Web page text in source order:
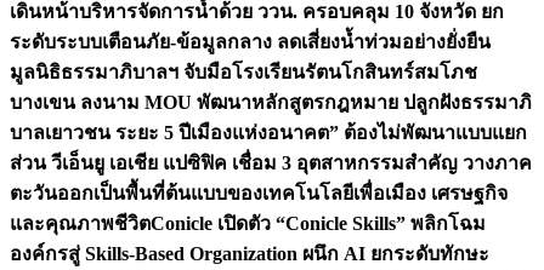
เดินหน้าบริหารจัดการน้ำด้วย ววน. ครอบคลุม 10 จังหวัด ยก
ระดับระบบเตือนภัย-ข้อมูลกลาง ลดเสี่ยงน้ำท่วมอย่างยั่งยืน
มูลนิธิธรรมาภิบาลฯ จับมือโรงเรียนรัตนโกสินทร์สมโภช
บางเขน ลงนาม MOU พัฒนาหลักสูตรกฎหมาย ปลูกฝังธรรมาภิ
บาลเยาวชน ระยะ 5 ปีเมืองแห่งอนาคต” ต้องไม่พัฒนาแบบแยก
ส่วน วีเอ็นยู เอเชีย แปซิฟิค เชื่อม 3 อุตสาหกรรมสำคัญ วางภาค
ตะวันออกเป็นพื้นที่ต้นแบบของเทคโนโลยีเพื่อเมือง เศรษฐกิจ
และคุณภาพชีวิตConicle เปิดตัว “Conicle Skills” พลิกโฉม
องค์กรสู่ Skills-Based Organization ผนึก AI ยกระดับทักษะ